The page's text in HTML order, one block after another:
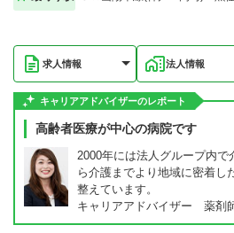
求人情報 法人情報
キャリアアドバイザーのレポート
高齢者医療が中心の病院です
2000年には法人グループ内
ら介護までより地域に密着し
整えています。
キャリアアドバイザー 薬剤